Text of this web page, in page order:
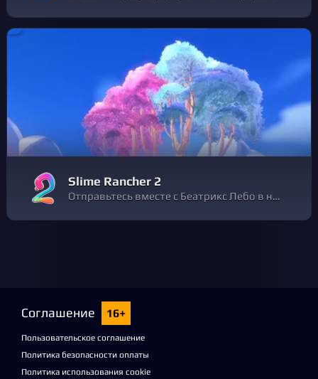
Slime Rancher 2
Отправьтесь вместе с Беатрикс Лебо в новое путешествие через Слаймовое море к Радужному острову, в край древних тайн, и приручите множество новых непоседливых слаймов в продолжении нашумевшего хита — Slime Rancher.
Соглашение 16+
Пользовательское соглашение
Политика безопасности оплаты
Политика использования cookie